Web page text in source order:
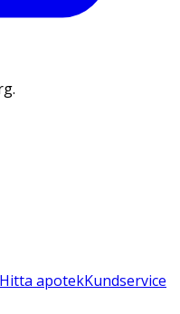
Hitta apotekKundservice